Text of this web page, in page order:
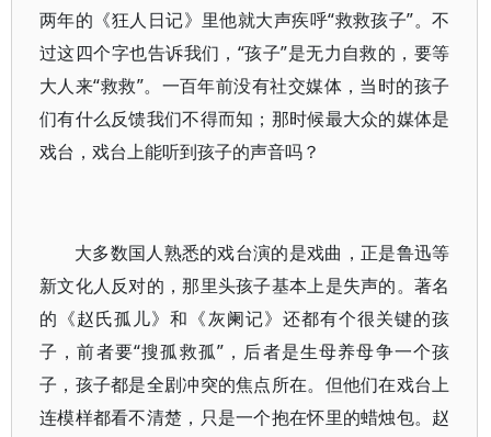
两年的《狂人日记》里他就大声疾呼“救救孩子”。不
过这四个字也告诉我们，“孩子”是无力自救的，要等
大人来“救救”。一百年前没有社交媒体，当时的孩子
们有什么反馈我们不得而知；那时候最大众的媒体是
戏台，戏台上能听到孩子的声音吗？
大多数国人熟悉的戏台演的是戏曲，正是鲁迅等
新文化人反对的，那里头孩子基本上是失声的。著名
的《赵氏孤儿》和《灰阑记》还都有个很关键的孩
子，前者要“搜孤救孤”，后者是生母养母争一个孩
子，孩子都是全剧冲突的焦点所在。但他们在戏台上
连模样都看不清楚，只是一个抱在怀里的蜡烛包。赵